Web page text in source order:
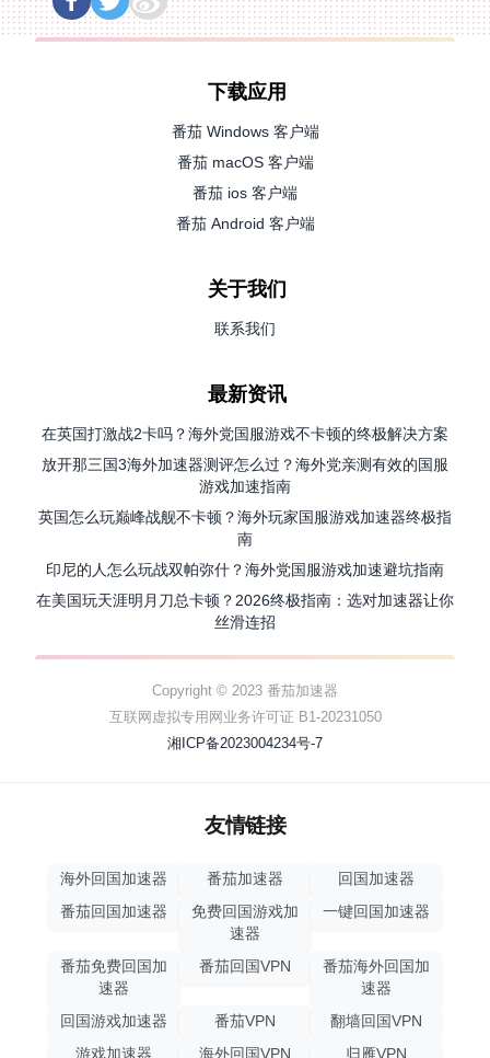
下载应用
番茄 Windows 客户端
番茄 macOS 客户端
番茄 ios 客户端
番茄 Android 客户端
关于我们
联系我们
最新资讯
在英国打激战2卡吗？海外党国服游戏不卡顿的终极解决方案
放开那三国3海外加速器测评怎么过？海外党亲测有效的国服
游戏加速指南
英国怎么玩巅峰战舰不卡顿？海外玩家国服游戏加速器终极指
南
印尼的人怎么玩战双帕弥什？海外党国服游戏加速避坑指南
在美国玩天涯明月刀总卡顿？2026终极指南：选对加速器让你
丝滑连招
Copyright © 2023 番茄加速器
互联网虚拟专用网业务许可证 B1-20231050
湘ICP备2023004234号-7
友情链接
海外回国加速器 番茄加速器
回国加速器
番茄回国加速器
免费回国游戏加
速器
一键回国加速器
番茄免费回国加
速器
番茄回国VPN
番茄海外回国加
速器
回国游戏加速器
番茄VPN
翻墙回国VPN
游戏加速器
海外回国VPN 归雁VPN